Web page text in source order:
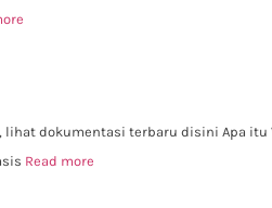
lihat dokumentasi terbaru disini Apa itu
Read more